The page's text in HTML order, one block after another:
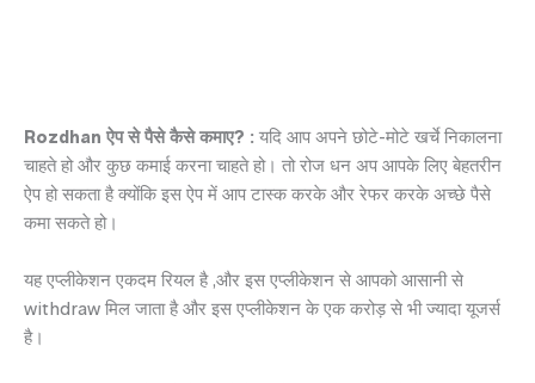
Rozdhan ऐप से पैसे कैसे कमाए? : यदि आप अपने छोटे-मोटे खर्चे निकालना
चाहते हो और कुछ कमाई करना चाहते हो। तो रोज धन अप आपके लिए बेहतरीन
ऐप हो सकता है क्योंकि इस ऐप में आप टास्क करके और रेफर करके अच्छे पैसे
कमा सकते हो।
यह एप्लीकेशन एकदम रियल है ,और इस एप्लीकेशन से आपको आसानी से
withdraw मिल जाता है और इस एप्लीकेशन के एक करोड़ से भी ज्यादा यूजर्स
है।